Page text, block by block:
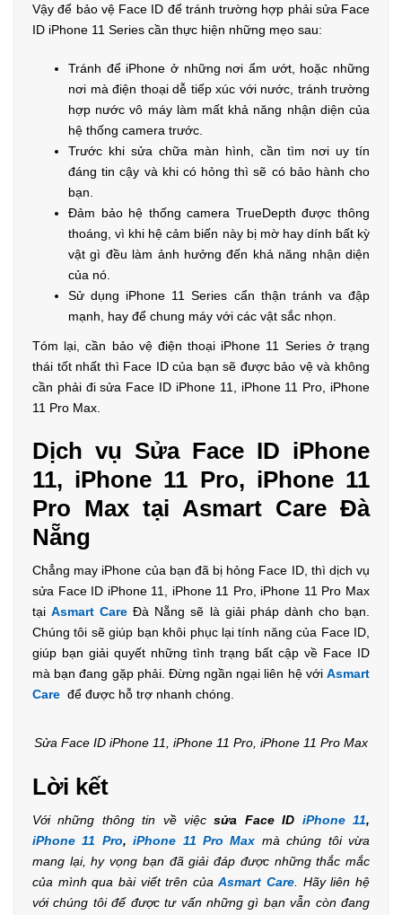
Vậy để bảo vệ Face ID để tránh trường hợp phải sửa Face
ID iPhone 11 Series cần thực hiện những mẹo sau:
Tránh để iPhone ở những nơi ẩm ướt, hoặc những
nơi mà điện thoại dễ tiếp xúc với nước, tránh trường
hợp nước vô máy làm mất khả năng nhận diện của
hệ thống camera trước.
Trước khi sửa chữa màn hình, cần tìm nơi uy tín
đáng tin cậy và khi có hỏng thì sẽ có bảo hành cho
bạn.
Đảm bảo hệ thống camera TrueDepth được thông
thoáng, vì khi hệ cảm biến này bị mờ hay dính bất kỳ
vật gì đều làm ảnh hưởng đến khả năng nhận diện
của nó.
Sử dụng iPhone 11 Series cẩn thận tránh va đập
mạnh, hay để chung máy với các vật sắc nhọn.
Tóm lại, cần bảo vệ điện thoại iPhone 11 Series ở trạng
thái tốt nhất thì Face ID của bạn sẽ được bảo vệ và không
cần phải đi sửa Face ID iPhone 11, iPhone 11 Pro, iPhone
11 Pro Max.
Dịch vụ Sửa Face ID iPhone
11, iPhone 11 Pro, iPhone 11
Pro Max tại Asmart Care Đà
Nẵng
Chẳng may iPhone của bạn đã bị hỏng Face ID, thì dịch vụ
sửa Face ID iPhone 11, iPhone 11 Pro, iPhone 11 Pro Max
tạiAsmart Care Đà Nẵng sẽ là giải pháp dành cho bạn.
Chúng tôi sẽ giúp bạn khôi phục lại tính năng của Face ID,
giúp bạn giải quyết những tình trạng bất cập về Face ID
mà bạn đang gặp phải. Đừng ngần ngại liên hệ với Asmart
Care để được hỗ trợ nhanh chóng.
Sửa Face ID iPhone 11, iPhone 11 Pro, iPhone 11 Pro Max
Lời kết
Với những thông tin về việcsửa Face ID iPhone 11,
iPhone 11 Pro,iPhone 11 Pro Max mà chúng tôi vừa
mang lại, hy vọng bạn đã giải đáp được những thắc mắc
của mình qua bài viết trên củaAsmart Care . Hãy liên hệ
với chúng tôi để được tư vấn những gì bạn vẫn còn đang